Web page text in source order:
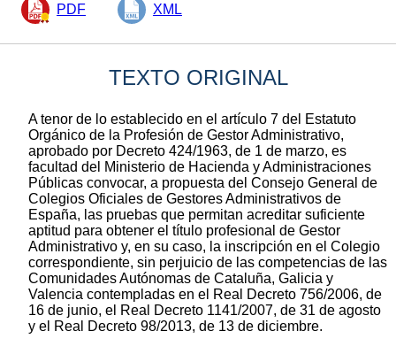
PDF XML
TEXTO ORIGINAL
A tenor de lo establecido en el artículo 7 del Estatuto
Orgánico de la Profesión de Gestor Administrativo,
aprobado por Decreto 424/1963, de 1 de marzo, es
facultad del Ministerio de Hacienda y Administraciones
Públicas convocar, a propuesta del Consejo General de
Colegios Oficiales de Gestores Administrativos de
España, las pruebas que permitan acreditar suficiente
aptitud para obtener el título profesional de Gestor
Administrativo y, en su caso, la inscripción en el Colegio
correspondiente, sin perjuicio de las competencias de las
Comunidades Autónomas de Cataluña, Galicia y
Valencia contempladas en el Real Decreto 756/2006, de
16 de junio, el Real Decreto 1141/2007, de 31 de agosto
y el Real Decreto 98/2013, de 13 de diciembre.